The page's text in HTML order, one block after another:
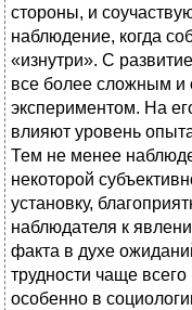
стороны, и
наблюдение, когда
«изнутри». С
все более сложным
экспериментом. На
влияют уровень
Тем не менее
некоторой
установку,
наблюдателя к
факта в духе
трудности чаще
особенно в